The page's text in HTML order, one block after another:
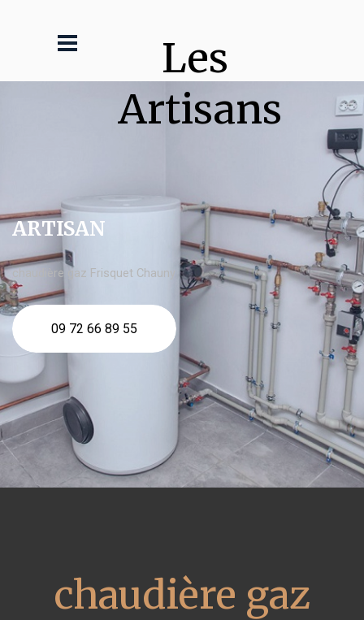
Les
Artisans
ARTISAN
chaudière gaz Frisquet Chauny
09 72 66 89 55
chaudière gaz